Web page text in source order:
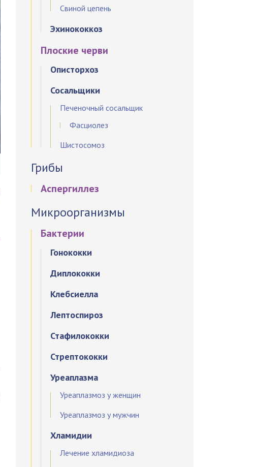
Свиной цепень
Эхинококкоз
Плоские черви
Описторхоз
Сосальщики
Печеночный сосальщик
Фасциолез
Шистосомоз
Грибы
Аспергиллез
Микроорганизмы
Бактерии
Гонококки
Диплококки
Клебсиелла
Лептоспироз
Стафилококки
Стрептококки
Уреаплазма
Уреаплазмоз у женщин
Уреаплазмоз у мужчин
Хламидии
Лечение хламидиоза